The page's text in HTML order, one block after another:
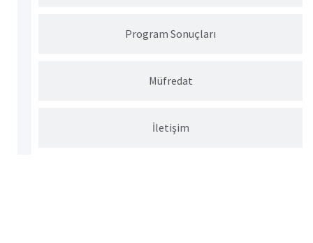
Program Sonuçları
Müfredat
İletişim